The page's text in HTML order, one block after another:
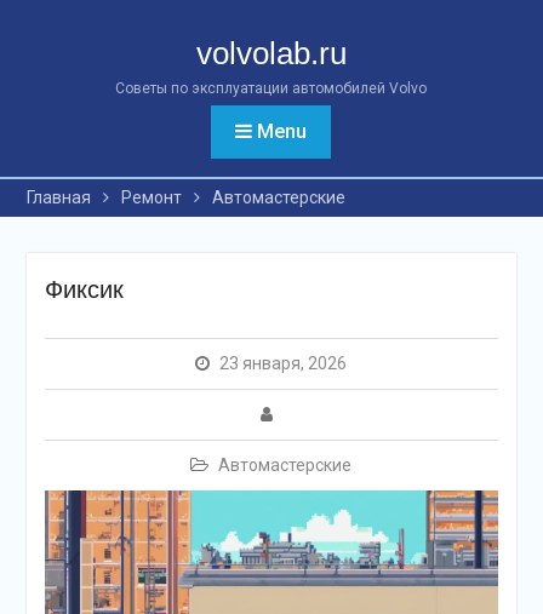
volvolab.ru
Советы по эксплуатации автомобилей Volvo
Menu
Главная Ремонт Автомастерские
Фиксик
23 января, 2026
Автомастерские